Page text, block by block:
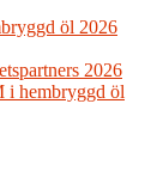
öl 2026
2026
i hembryggd öl